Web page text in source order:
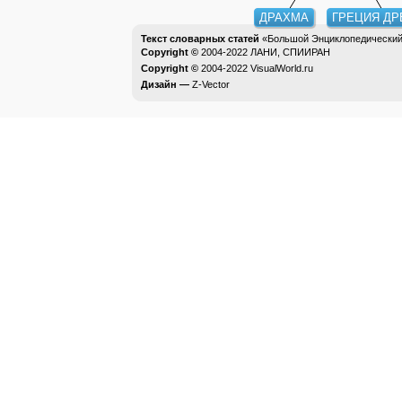
ГРЕЦИЯ
ДРАХМА
Текст словарных статей «Большой
Copyright © 2004-2022 ЛАНИ, СПИИРАН
Copyright © 2004-2022 VisualWorld.ru
Дизайн — Z-Vector